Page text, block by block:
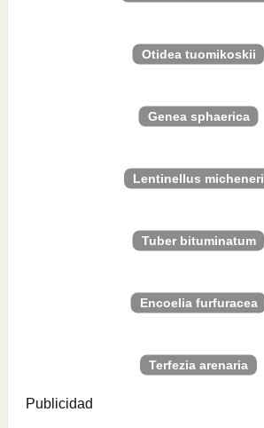
Otidea tuomikoskii
Genea sphaerica
Lentinellus micheneri
Tuber bituminatum
Encoelia furfuracea
Terfezia arenaria
Publicidad